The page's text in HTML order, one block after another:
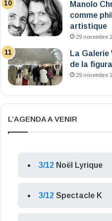
Manolo
comme
artistique
29 novembre
La
de la
29 novembre
L’AGENDA A VENIR
3/12 Noël Lyrique
3/12 Spectacle K